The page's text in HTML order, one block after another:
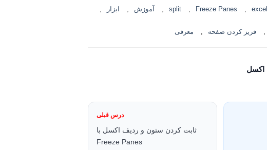
excel
Freeze Panes
split آموزش ابزار
فریز کردن صفحه معرفی
درس قبلی
ثابت کردن ستون و ردیف اکسل با
Freeze Panes